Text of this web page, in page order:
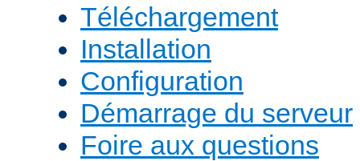
Téléchargement
Installation
Configuration
Démarrage du serveur
Foire aux questions